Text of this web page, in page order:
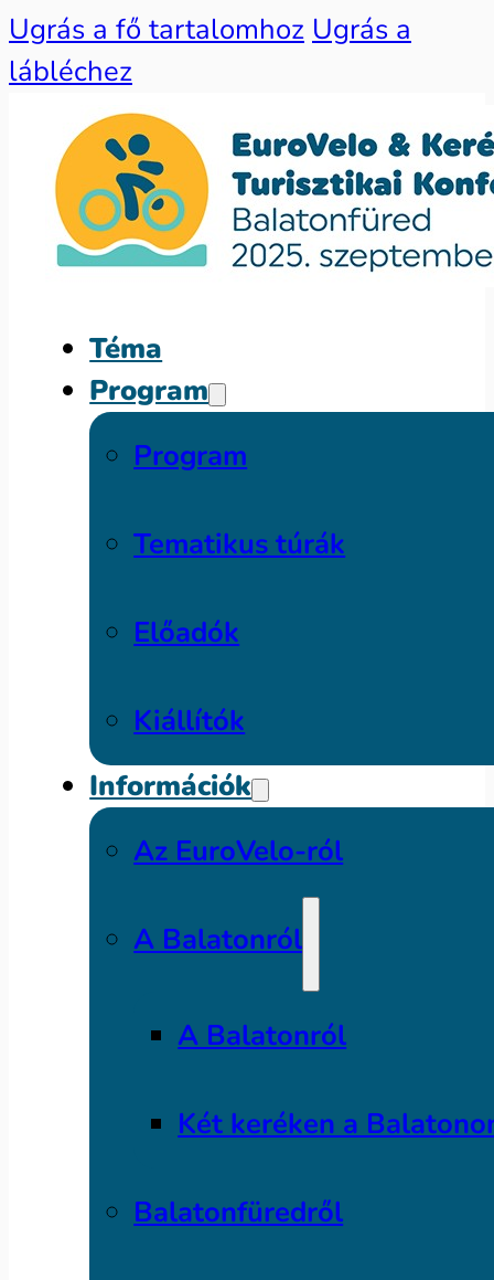
Ugrás a fő tartalomhoz Ugrás a
lábléchez
Téma
Program
Program
Tematikus túrák
Előadók
Kiállítók
Információk
Az EuroVelo-ról
A Balatonról
A Balatonról
Két keréken a
Balatonfüredről